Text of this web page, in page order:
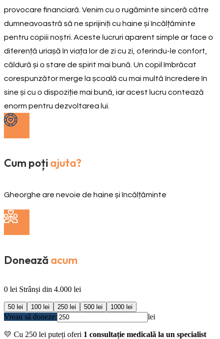
provocare financiară. Venim cu o rugăminte sinceră către
dumneavoastră să ne sprijiniți cu haine și încălțăminte
pentru copiii noștri. Aceste lucruri aparent simple ar face o
diferență uriașă în viața lor de zi cu zi, oferindu-le confort,
căldură și o stare de spirit mai bună. Un copil îmbrăcat
corespunzător merge la școală cu mai multă încredere în
sine și cu o dispoziție mai bună, iar acest lucru contează
enorm pentru dezvoltarea lui.
Cum poți ajuta?
Gheorghe are nevoie de haine și încălțăminte
Donează acum
0 lei Strânși din 4.000 lei
50 lei 100 lei 250 lei 500 lei 1000 lei
Vreau să doneze: lei
💛 Cu 250 lei puteți oferi 1 consultație medicală la un specialist